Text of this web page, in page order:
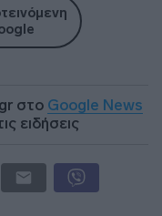
στο Google News
ειδήσεις